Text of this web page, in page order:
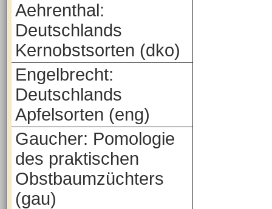
Aehrenthal:
Deutschlands
Kernobstsorten (dko)
Engelbrecht:
Deutschlands
Apfelsorten (eng)
Gaucher: Pomologie
des praktischen
Obstbaumzüchters
(gau)